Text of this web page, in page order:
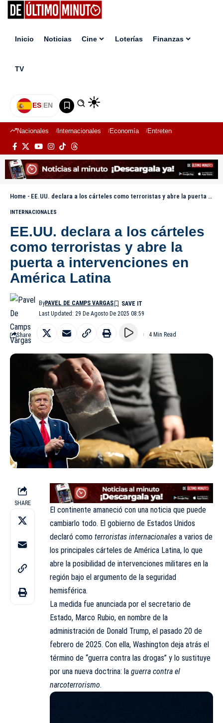
Inicio Noticias Cine Loterías Finanzas
TV
ES|EN
Nacionales Internacionales Economía Entretenimiento
Home - EE.UU. declara a los cárteles como terroristas y abre la puerta a intervenciones en América Latina
INTERNACIONALES
EE.UU. declara a los cárteles
como terroristas y abre la
puerta a intervenciones en
América Latina
Last Updated: 29 De Agosto De 2025 08:59
ByPAVEL DE CAMPS VARGAS
Share 4 Min Read
SHARE
El continente amaneció con una noticia que puede
cambiarlo todo. El gobierno de Estados Unidos
declaró como terroristas internacionales a varios de
los principales cárteles de América Latina, lo que
abre la posibilidad de intervenciones militares en la
región bajo el argumento de la seguridad
hemisférica.
La medida fue anunciada por el secretario de
Estado, Marco Rubio, en nombre de la
administración de Donald Trump, el pasado 20 de
febrero de 2025. Con ella, Washington deja atrás el
término de “guerra contra las drogas” y lo sustituye
por una nueva doctrina: la guerra contra el
narcoterrorismo.